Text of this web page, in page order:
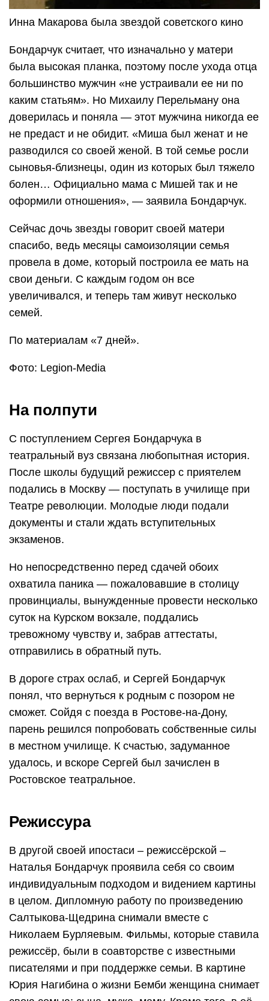
Инна Макарова была звездой советского кино
Бондарчук считает, что изначально у матери
была высокая планка, поэтому после ухода отца
большинство мужчин «не устраивали ее ни по
каким статьям». Но Михаилу Перельману она
доверилась и поняла — этот мужчина никогда ее
не предаст и не обидит. «Миша был женат и не
разводился со своей женой. В той семье росли
сыновья-близнецы, один из которых был тяжело
болен… Официально мама с Мишей так и не
оформили отношения», — заявила Бондарчук.
Сейчас дочь звезды говорит своей матери
спасибо, ведь месяцы самоизоляции семья
провела в доме, который построила ее мать на
свои деньги. С каждым годом он все
увеличивался, и теперь там живут несколько
семей.
По материалам «7 дней».
Фото: Legion-Media
На полпути
С поступлением Сергея Бондарчука в
театральный вуз связана любопытная история.
После школы будущий режиссер с приятелем
подались в Москву — поступать в училище при
Театре революции. Молодые люди подали
документы и стали ждать вступительных
экзаменов.
Но непосредственно перед сдачей обоих
охватила паника — пожаловавшие в столицу
провинциалы, вынужденные провести несколько
суток на Курском вокзале, поддались
тревожному чувству и, забрав аттестаты,
отправились в обратный путь.
В дороге страх ослаб, и Сергей Бондарчук
понял, что вернуться к родным с позором не
сможет. Сойдя с поезда в Ростове-на-Дону,
парень решился попробовать собственные силы
в местном училище. К счастью, задуманное
удалось, и вскоре Сергей был зачислен в
Ростовское театральное.
Режиссура
В другой своей ипостаси – режиссёрской –
Наталья Бондарчук проявила себя со своим
индивидуальным подходом и видением картины
в целом. Дипломную работу по произведению
Салтыкова-Щедрина снимали вместе с
Николаем Бурляевым. Фильмы, которые ставила
режиссёр, были в соавторстве с известными
писателями и при поддержке семьи. В картине
Юрия Нагибина о жизни Бемби женщина снимает